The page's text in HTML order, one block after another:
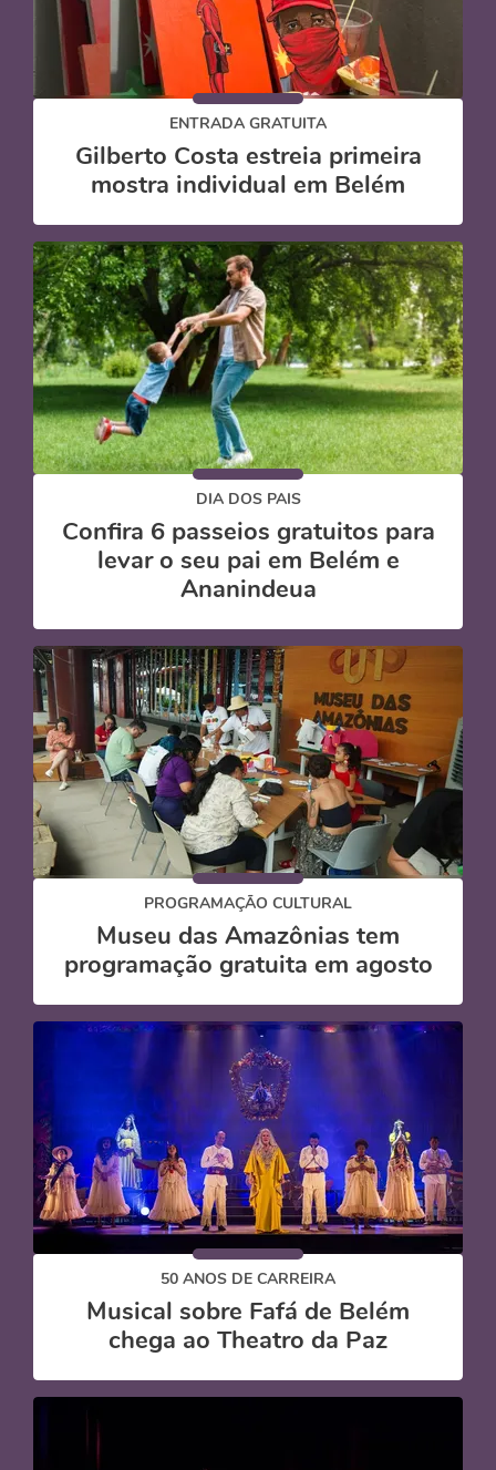
ENTRADA GRATUITA
Gilberto Costa estreia primeira
mostra individual em Belém
DIA DOS PAIS
Confira 6 passeios gratuitos para
levar o seu pai em Belém e
Ananindeua
PROGRAMAÇÃO CULTURAL
Museu das Amazônias tem
programação gratuita em agosto
50 ANOS DE CARREIRA
Musical sobre Fafá de Belém
chega ao Theatro da Paz